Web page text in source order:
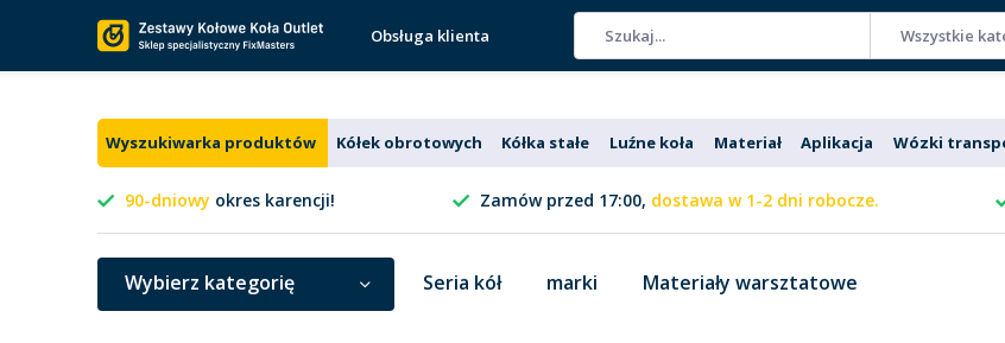
Obsługa klienta Wszystkie
Wyszukiwarka produktów Kółek obrotowych Kółka stałe Luźne koła Materiał Aplikacja Wózki
90-dniowy okres karencji! Zamów przed 17:00, dostawa w 1-2 dni robocze.
Wybierz kategorię Seria kół marki Materiały warsztatowe